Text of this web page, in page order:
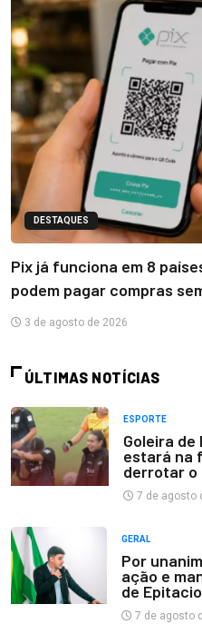
DESTAQUES
Pix já funciona em 8
podem pagar compras
3 de agosto de 2026
ÚLTIMAS NOTÍCIAS
ESPORTE
Goleira
estará na
derrotar o
7 de agosto
GERAL
Por
ação e
de
7 de agosto